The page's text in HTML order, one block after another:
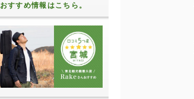
おすすめ情報はこちら。